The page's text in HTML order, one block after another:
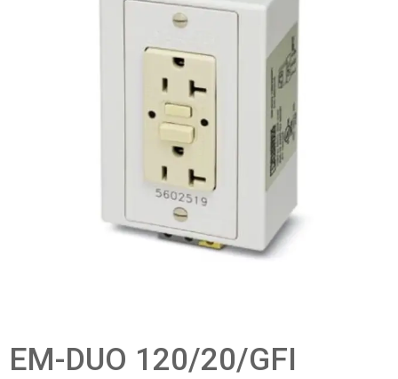
EM-DUO 120/20/GFI